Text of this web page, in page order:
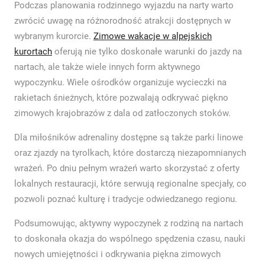
Podczas planowania rodzinnego wyjazdu na narty warto
zwrócić uwagę na różnorodność atrakcji dostępnych w
wybranym kurorcie. Zimowe wakacje w alpejskich
kurortachoferują nie tylko doskonałe warunki do jazdy na
nartach, ale także wiele innych form aktywnego
wypoczynku. Wiele ośrodków organizuje wycieczki na
rakietach śnieżnych, które pozwalają odkrywać piękno
zimowych krajobrazów z dala od zatłoczonych stoków.
Dla miłośników adrenaliny dostępne są także parki linowe
oraz zjazdy na tyrolkach, które dostarczą niezapomnianych
wrażeń. Po dniu pełnym wrażeń warto skorzystać z oferty
lokalnych restauracji, które serwują regionalne specjały, co
pozwoli poznać kulturę i tradycje odwiedzanego regionu.
Podsumowując, aktywny wypoczynek z rodziną na nartach
to doskonała okazja do wspólnego spędzenia czasu, nauki
nowych umiejętności i odkrywania piękna zimowych